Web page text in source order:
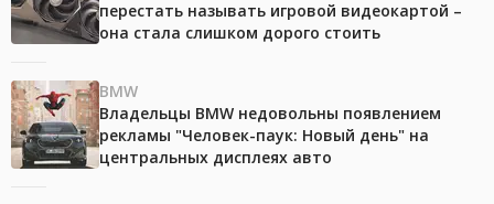
перестать называть игровой видеокартой –
она стала слишком дорого стоить
BMW
Владельцы BMW недовольны появлением
рекламы "Человек-паук: Новый день" на
центральных дисплеях авто